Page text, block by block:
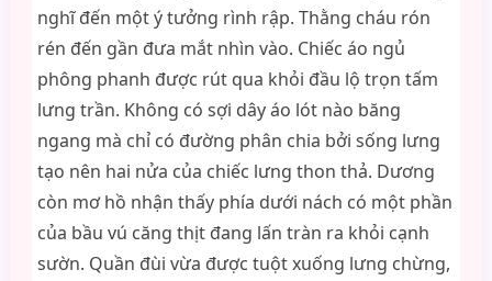
nghĩ đến một ý tưởng rình rập. Thằng cháu rón
rén đến gần đưa mắt nhìn vào. Chiếc áo ngủ
phông phanh được rút qua khỏi đầu lộ trọn tấm
lưng trần. Không có sợi dây áo lót nào băng
ngang mà chỉ có đường phân chia bởi sống lưng
tạo nên hai nửa của chiếc lưng thon thả. Dương
còn mơ hồ nhận thấy phía dưới nách có một phần
của bầu vú căng thịt đang lấn tràn ra khỏi cạnh
sườn. Quần đùi vừa được tuột xuống lưng chừng,